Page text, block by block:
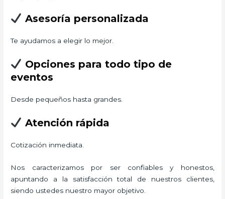
Asesoría personalizada
Te ayudamos a elegir lo mejor.
Opciones para todo tipo de
eventos
Desde pequeños hasta grandes.
Atención rápida
Cotización inmediata.
Nos caracterizamos por ser confiables y honestos,
apuntando a la satisfacción total de nuestros clientes,
siendo ustedes nuestro mayor objetivo.